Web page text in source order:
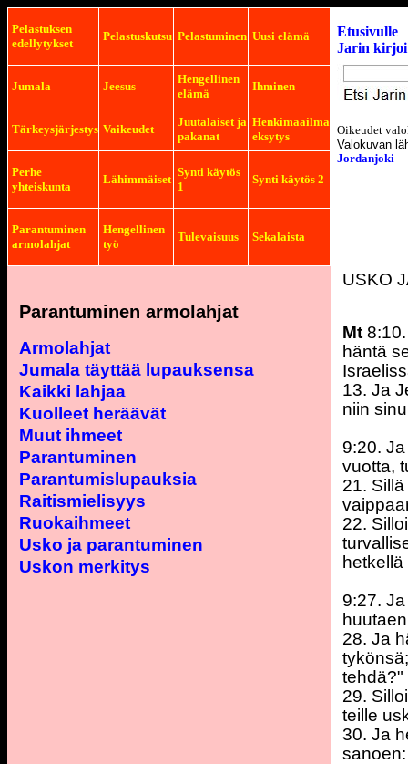
Pelastuksen
edellytykset
Pelastuskutsu Pelastuminen Uusi elämä
Jumala Jeesus
Hengellinen
elämä
Ihminen
Tärkeysjärjestys Vaikeudet
Juutalaiset ja
pakanat
Henkimaailma
eksytys
Perhe
yhteiskunta
Lähimmäiset
Synti käytös
1
Synti käytös 2
Parantuminen
armolahjat
Hengellinen
työ
Tulevaisuus Sekalaista
Parantuminen armolahjat
Armolahjat
Jumala täyttää lupauksensa
Kaikki lahjaa
Kuolleet heräävät
Muut ihmeet
Parantuminen
Parantumislupauksia
Raitismielisyys
Ruokaihmeet
Usko ja parantuminen
Uskon merkitys
Etusivulle
Jarin
Oikeudet
Valokuvan
Jordanjoki
USKO
Mt
häntä
13. Ja
niin
9:20.
vuotta,
21.
22.
9:27.
28. Ja
tehdä?"
29.
teille
30. Ja